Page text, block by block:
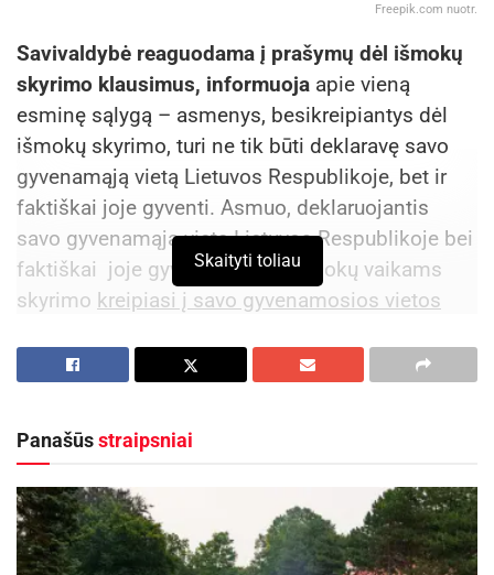
Freepik.com nuotr.
Savivaldybė reaguodama į prašymų dėl išmokų
skyrimo klausimus, informuoja apie vieną
esminę sąlygą – asmenys, besikreipiantys dėl
išmokų skyrimo, turi ne tik būti deklaravę savo
gyvenamąją vietą Lietuvos Respublikoje, bet ir
faktiškai joje gyventi. Asmuo, deklaruojantis
savo gyvenamąją vietą Lietuvos Respublikoje bei
faktiškai joje gyvenantis dėl išmokų vaikams
skyrimo kreipiasi į savo gyvenamosios vietos
Pagal Lietuvos Respublikos išmokų vaikams
mokamos šiosišmokos vaikams
1) vienkartinė išmoka vaikui ( gimus vaikui);
Aktualios naujienos
Skaityti toliau
Panašūsstraipsniai